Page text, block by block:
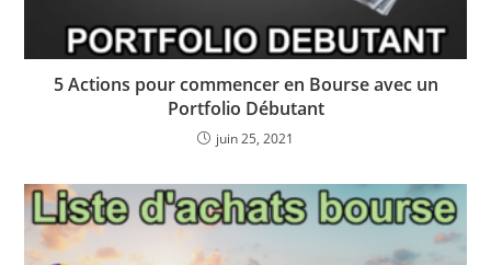
5 Actions pour commencer en Bourse avec un
Portfolio Débutant
juin 25, 2021